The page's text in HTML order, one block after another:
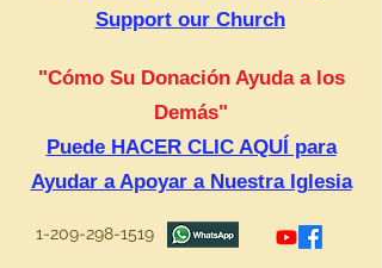
Support our Church
"Cómo Su Donación Ayuda a los
Demás"
Puede HACER CLIC AQUÍ para
Ayudar a Apoyar a Nuestra Iglesia
1-209-298-1519